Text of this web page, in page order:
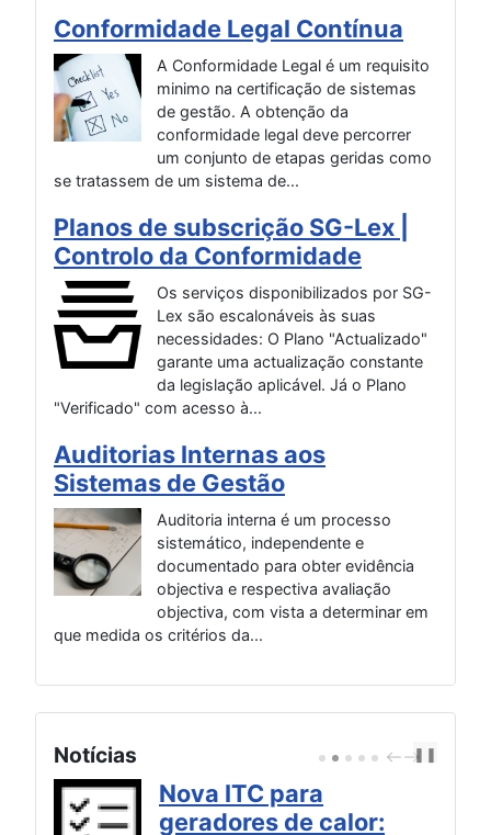
Conformidade Legal Contínua
A Conformidade Legal é um requisito
minimo na certificação de sistemas
de gestão. A obtenção da
conformidade legal deve percorrer
um conjunto de etapas geridas como
se tratassem de um sistema de...
Planos de subscrição SG-Lex |
Controlo da Conformidade
Os serviços disponibilizados por SG-
Lex são escalonáveis às suas
necessidades: O Plano "Actualizado"
garante uma actualização constante
da legislação aplicável. Já o Plano
"Verificado" com acesso à...
Auditorias Internas aos
Sistemas de Gestão
Auditoria interna é um processo
sistemático, independente e
documentado para obter evidência
objectiva e respectiva avaliação
objectiva, com vista a determinar em
que medida os critérios da...
Notícias
P N❚❚
Nova ITC para
geradores de calor: